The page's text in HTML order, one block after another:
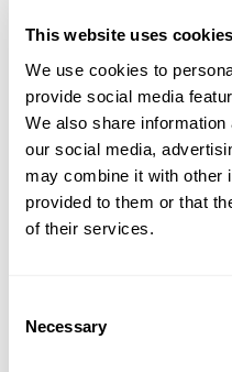
This website uses cookies
We use cookies to
provide social media
We also share
our social media,
may combine it with other
provided to them or that
of their services.
Selection
Necessary
more